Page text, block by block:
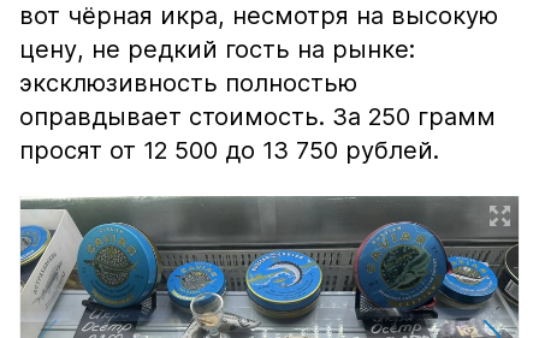
вот чёрная икра, несмотря на высокую
цену, не редкий гость на рынке:
эксклюзивность полностью
оправдывает стоимость. За 250 грамм
просят от 12 500 до 13 750 рублей.